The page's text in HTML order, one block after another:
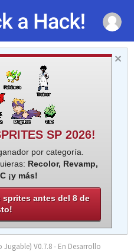
SP 2026!
por categoría.
Recolor, Revamp,
¡y más!
sprites antes del 8 de
V0.7.8 - En Desarrollo